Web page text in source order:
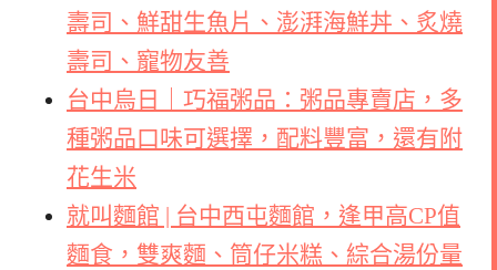
壽司、鮮甜生魚片、澎湃海鮮丼、炙燒
壽司、寵物友善
台中烏日｜巧福粥品：粥品專賣店，多
種粥品口味可選擇，配料豐富，還有附
花生米
就叫麵館 | 台中西屯麵館，逢甲高CP值
麵食，雙爽麵、筒仔米糕、綜合湯份量